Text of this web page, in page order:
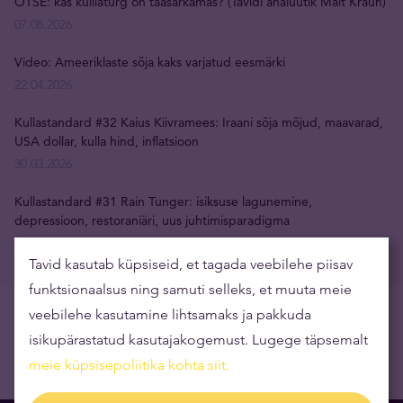
Video: Ameeriklaste sõja kaks varjatud eesmärki
Kullastandard #32 Kaius Kiivramees: Iraani sõja mõjud, maavarad,
USA dollar, kulla hind, inflatsioon
Kullastandard #31 Rain Tunger: isiksuse lagunemine,
depressioon, restoraniäri, uus juhtimisparadigma
09.03.2026
Tavid kasutab küpsiseid, et tagada veebilehe piisav
funktsionaalsus ning samuti selleks, et muuta meie
veebilehe kasutamine lihtsamaks ja pakkuda
isikupärastatud kasutajakogemust. Lugege täpsemalt
meie küpsisepoliitika kohta siit.